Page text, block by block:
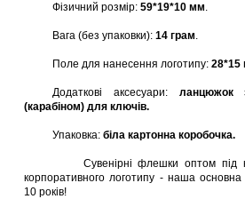
Фізичний розмір: 59*19*10 мм.
Вага (без упаковки): 14 грам.
Поле для нанесення логотипу: 28*15
Додаткові аксесуари: ланцюжок
(карабіном) для ключів.
Упаковка: біла картонна коробочка.
Сувенірні флешки оптом під
корпоративного логотипу - наша основна
10 років!